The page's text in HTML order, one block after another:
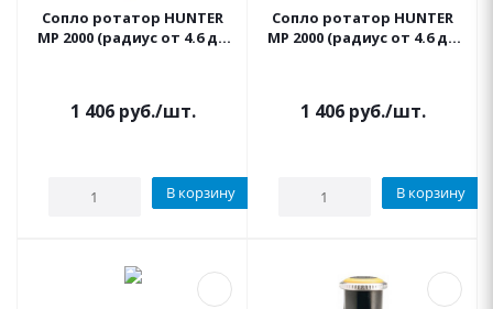
Сопло ротатор HUNTER
МР 2000 (радиус от 4.6 до
1 406руб./шт.
В корзину
Сопло ротатор HUNTER
МР 2000 (радиус от 4.6 до
1 406руб./шт.
В корзину